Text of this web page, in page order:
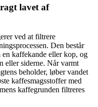
lavet af
ved at filtrere
Den består
en kaffekande eller kop, og
eller siderne. Når varmt
beholder, løber vandet
kaffesmagsstoffer med
kaffegrunden filtreres